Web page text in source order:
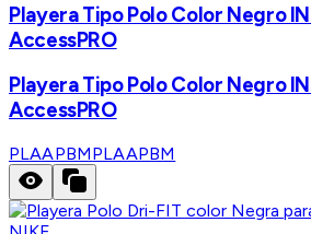
Playera Tipo Polo Color Negro
AccessPRO
Playera Tipo Polo Color Negro
AccessPRO
PLAAPBMPLAAPBM